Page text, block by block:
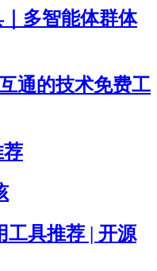
多智能体群体
通的技术免费工
荐
具推荐 | 开源